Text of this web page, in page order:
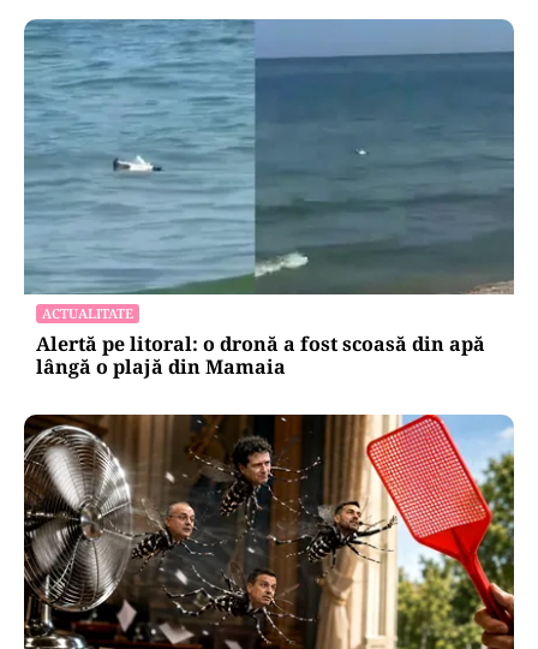
ACTUALITATE
Alertă pe litoral: o dronă a fost scoasă din apă
lângă o plajă din Mamaia